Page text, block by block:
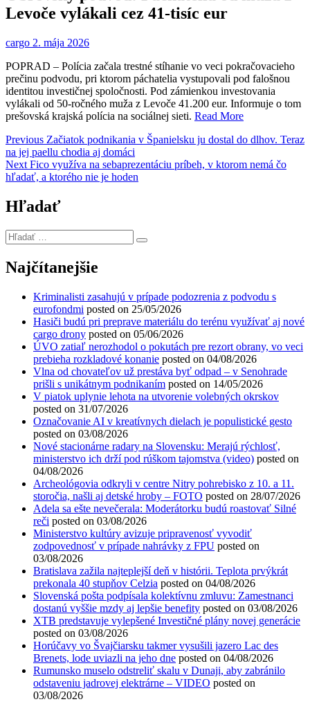
Levoče vylákali cez 41-tisíc eur
cargo 2. mája 2026
POPRAD – Polícia začala trestné stíhanie vo veci pokračovacieho
prečinu podvodu, pri ktorom páchatelia vystupovali pod falošnou
identitou investičnej spoločnosti. Pod zámienkou investovania
vylákali od 50-ročného muža z Levoče 41.200 eur. Informuje o tom
prešovská krajská polícia na sociálnej sieti. Read More
Navigácia
v
článku
Previous Previous
post:
Začiatok podnikania v Španielsku ju dostal do dlhov. Teraz
na jej paellu chodia aj domáci
Next Next
post:
Fico využíva na sebaprezentáciu príbeh, v ktorom nemá čo
hľadať, a ktorého nie je hoden
Hľadať
Hľadať
…
Najčítanejšie
Kriminalisti zasahujú v prípade podozrenia z podvodu s
eurofondmi posted on 25/05/2026
Hasiči budú pri preprave materiálu do terénu využívať aj nové
cargo drony posted on 05/06/2026
ÚVO zatiaľ nerozhodol o pokutách pre rezort obrany, vo veci
prebieha rozkladové konanie posted on 04/08/2026
Vlna od chovateľov už prestáva byť odpad – v Senohrade
prišli s unikátnym podnikaním posted on 14/05/2026
V piatok uplynie lehota na utvorenie volebných okrskov
posted on 31/07/2026
Označovanie AI v kreatívnych dielach je populistické gesto
posted on 03/08/2026
Nové stacionárne radary na Slovensku: Merajú rýchlosť,
ministerstvo ich drží pod rúškom tajomstva (video) posted on
04/08/2026
Archeológovia odkryli v centre Nitry pohrebisko z 10. a 11.
storočia, našli aj detské hroby – FOTO posted on 28/07/2026
Adela sa ešte nevečerala: Moderátorku budú roastovať Silné
reči posted on 03/08/2026
Ministerstvo kultúry avizuje pripravenosť vyvodiť
zodpovednosť v prípade nahrávky z FPU posted on
03/08/2026
Bratislava zažila najteplejší deň v histórii. Teplota prvýkrát
prekonala 40 stupňov Celzia posted on 04/08/2026
Slovenská pošta podpísala kolektívnu zmluvu: Zamestnanci
dostanú vyššie mzdy aj lepšie benefity posted on 03/08/2026
XTB predstavuje vylepšené Investičné plány novej generácie
posted on 03/08/2026
Horúčavy vo Švajčiarsku takmer vysušili jazero Lac des
Brenets, lode uviazli na jeho dne posted on 04/08/2026
Rumunsko muselo odstreliť skalu v Dunaji, aby zabránilo
odstaveniu jadrovej elektrárne – VIDEO posted on
03/08/2026